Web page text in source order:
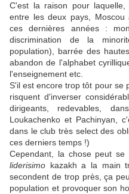
C'est la raison pour
entre les deux pays,
ces dernières années :
discrimination de la
population), barrée des
abandon de l'alphabet
l'enseignement etc.
S'il est encore trop tôt pour se
risquent d'inverser
dirigeants, redevables,
Loukachenko et Pachinyan,
dans le club très select des
ces derniers temps !)
Cependant, la chose peut
liderisimo kazakh a la main
secondent de trop près, ça
population et provoquer son